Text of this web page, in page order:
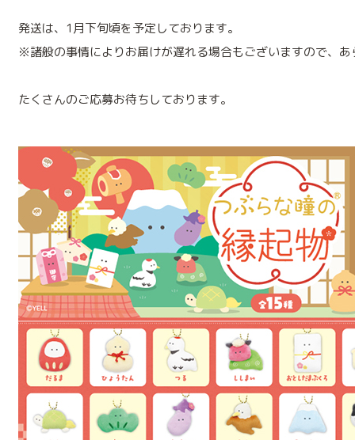
発送は、1月下旬頃を予定しております。
※諸般の事情によりお届けが遅れる場合もございますので、
たくさんのご応募お待ちしております。